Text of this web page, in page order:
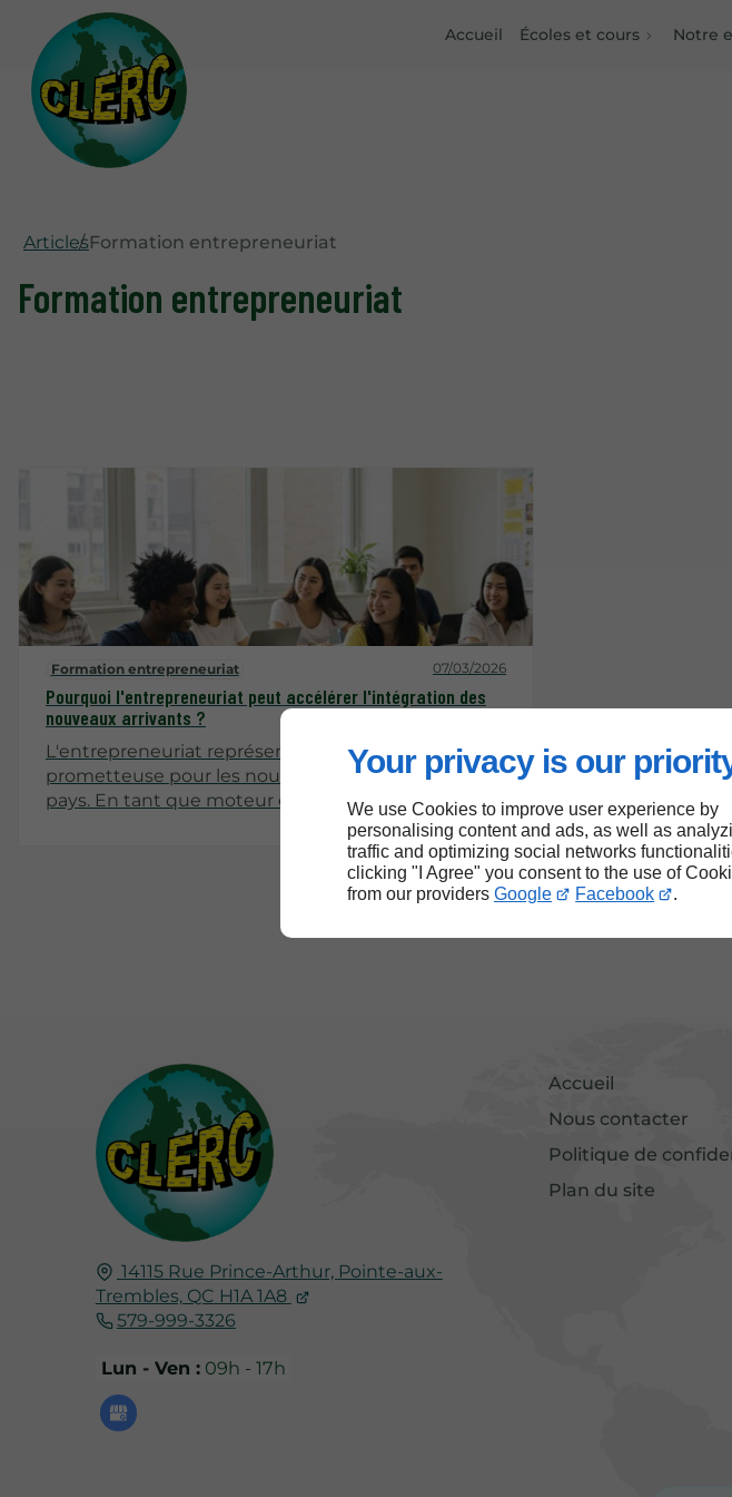
Your privacy is our
We use Cookies to improve user experience by
personalising content and ads, as well as
traffic and optimizing social networks
clicking "I Agree" you consent to the use of
from our providers Google Facebook .
Accueil Écoles et cours Notre
ArticlesFormation entrepreneuriat
Formation entrepreneuriat
Formation entrepreneuriat 07/03/2026
Pourquoi l'entrepreneuriat peut accélérer l'intégration des
nouveaux arrivants ?
L'entrepreneuriat représente une voie
prometteuse pour les nouveaux arrivants dans un
pays. En tant que moteur économique, il offre non
seulement des opportunités de création de
richesse, mais il favorise également l'intégration
sociale et culturelle. Cet article explore les
différents aspects qui montrent comment
l'entrepreneuriat peut servir de tremplin pour
14115 Rue Prince-Arthur, Pointe-aux-
Trembles, QC H1A 1A8
579-999-3326
Lun - Ven :09h - 17h
Accueil
Nous contacter
Politique de
Plan du site